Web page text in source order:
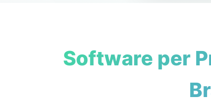
Software per